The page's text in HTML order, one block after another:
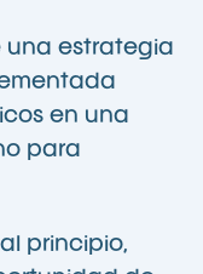
una estrategia
en una
para
principio,